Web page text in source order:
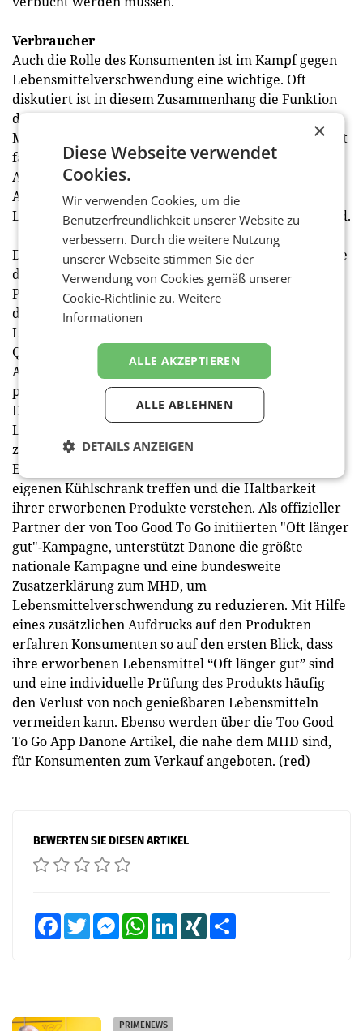
Verbraucher
Auch die Rolle des Konsumenten ist im Kampf gegen
Lebensmittelverschwendung eine wichtige. Oft
diskutiert ist in diesem Zusammenhang die Funktion
des gesetzlich vorgeschriebenen
Mindesthaltbarkeitsdatums (MHD). Das MHD wird oft
falsch verstanden und von Konsumenten als
Ablaufdatum interpretiert. Dabei bezieht sich die
Angabe des MHD auf den Zeitpunkt, zu dem
Lebensmittel garantiert mindestens noch haltbar sind.
Die Verlängerung der Haltbarkeit der Produkte sowie
die Aufklärung über die oft längere Haltbarkeit von
Produkten sind wichtige Maßnahmen in dieser Stufe
der Wertschöpfung zur Reduktion von
Lebensmittelverlusten. Durch weitere
Qualitätssteigerungen in der Produktion und bessere
Abläufe in der Logistik, konnte das MHD
produktabhängig um 4 bis 5 Tage verlängert werden.
Dies führte zu einer erheblichen Reduktion von
Lebensmittelabfällen. Durch die gezielte Aufklärung
zum MHD können Konsumenten informierte
Entscheidungen vor dem Supermarktregal und dem
eigenen Kühlschrank treffen und die Haltbarkeit
ihrer erworbenen Produkte verstehen. Als offizieller
Partner der von Too Good To Go initiierten "Oft länger
gut"-Kampagne, unterstützt Danone die größte
nationale Kampagne und eine bundesweite
Zusatzerklärung zum MHD, um
Lebensmittelverschwendung zu reduzieren. Mit Hilfe
eines zusätzlichen Aufdrucks auf den Produkten
erfahren Konsumenten so auf den ersten Blick, dass
ihre erworbenen Lebensmittel “Oft länger gut” sind
und eine individuelle Prüfung des Produkts häufig
den Verlust von noch genießbaren Lebensmitteln
vermeiden kann. Ebenso werden über die Too Good
To Go App Danone Artikel, die nahe dem MHD sind,
für Konsumenten zum Verkauf angeboten. (red)
BEWERTEN SIE DIESEN ARTIKEL
FacebookTwitter MessengerWhatsAppLinkedInXING
PRIMENEWS
×
Diese Webseite verwendet
Cookies.
Wir verwenden Cookies, um die
Benutzerfreundlichkeit unserer Website zu
verbessern. Durch die weitere Nutzung
unserer Webseite stimmen Sie der
Verwendung von Cookies gemäß unserer
Cookie-Richtlinie zu.Weitere
Informationen
ALLE AKZEPTIEREN
ALLE ABLEHNEN
DETAILS ANZEIGEN